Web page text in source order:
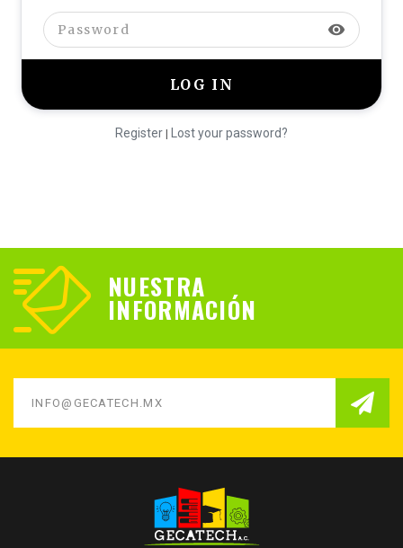
visibility
Register | Lost your password?
NUESTRA
INFORMACIÓN